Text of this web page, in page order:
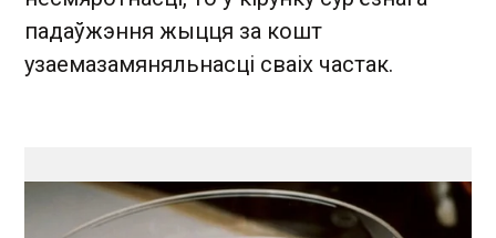
падаўжэння жыцця за кошт
узаемазамяняльнасці сваіх частак.